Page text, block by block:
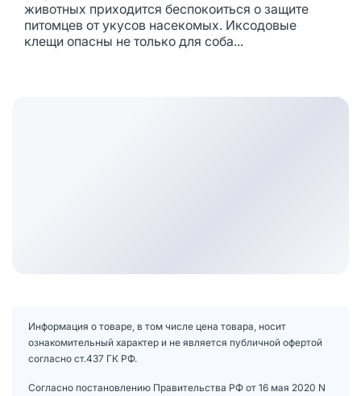
животных приходится беспокоиться о защите
питомцев от укусов насекомых. Иксодовые
клещи опасны не только для соба...
Информация о товаре, в том числе цена товара, носит
ознакомительный характер и не является публичной офертой
согласно ст.437 ГК РФ.
Согласно постановлению Правительства РФ от 16 мая 2020 N